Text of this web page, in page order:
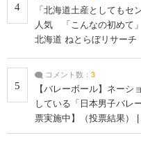
4
「北海道土産としてもセ
人気 「こんなの初めて
北海道 ねとらぼリサーチ
5
コメント数： 3
【バレーボール】ネーシ
している「日本男子バレ
票実施中】（投票結果）